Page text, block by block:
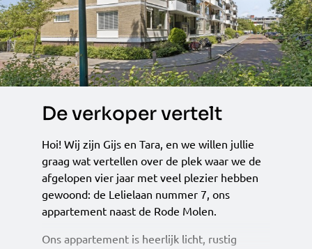
De verkoper vertelt
Hoi! Wij zijn Gijs en Tara, en we willen jullie
graag wat vertellen over de plek waar we de
afgelopen vier jaar met veel plezier hebben
gewoond: de Lelielaan nummer 7, ons
appartement naast de Rode Molen.
Ons appartement is heerlijk licht, rustig